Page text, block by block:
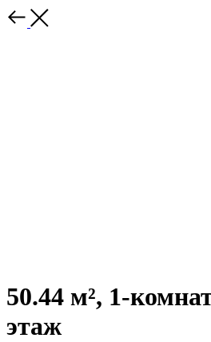
50.44 м², 1-
этаж